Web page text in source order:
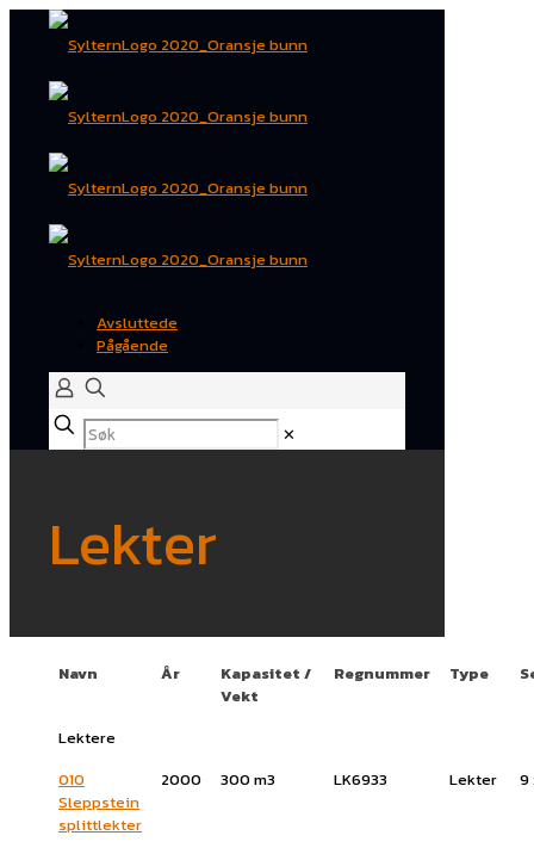
Avsluttede
Pågående
✕
Lekter
Navn År
Kapasitet /
Vekt
Regnummer Type
Lektere
010
Sleppstein
splittlekter
2000 300 m3 LK6933 Lekter 9